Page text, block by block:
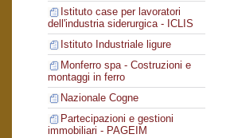
Istituto case per lavoratori
dell'industria siderurgica - ICLIS
Istituto Industriale ligure
Monferro spa - Costruzioni e
montaggi in ferro
Nazionale Cogne
Partecipazioni e gestioni
immobiliari - PAGEIM